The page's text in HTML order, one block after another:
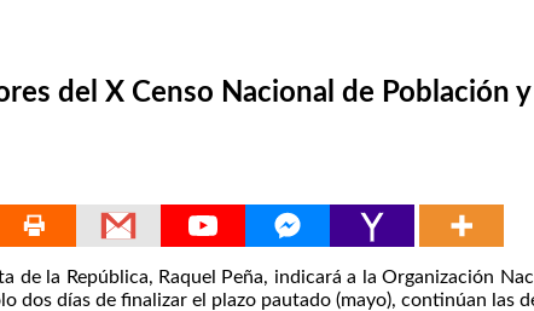
del X Censo Nacional de Población
de la República, Raquel Peña, indicará a la Organización
dos días de finalizar el plazo pautado (mayo), continúan